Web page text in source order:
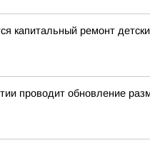
капитальный ремонт
проводит обновление